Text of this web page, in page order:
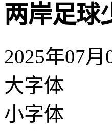
两岸足球
2025年07
大字体
小字体